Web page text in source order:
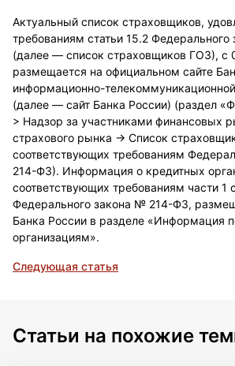
Актуальный список страховщиков,
требованиям статьи 15.2
(далее — список страховщиков ГОЗ), с
размещается на официальном сайте
информационно-
(далее — сайт Банка России) (раздел
> Надзор за участниками финансовых
страхового рынка -> Список
соответствующих требованиям
214-ФЗ). Информация о кредитных
соответствующих требованиям части 1
Федерального закона № 214-ФЗ,
Банка России в разделе «Информация
организациям».
Следующая статья
Статьи на похожие